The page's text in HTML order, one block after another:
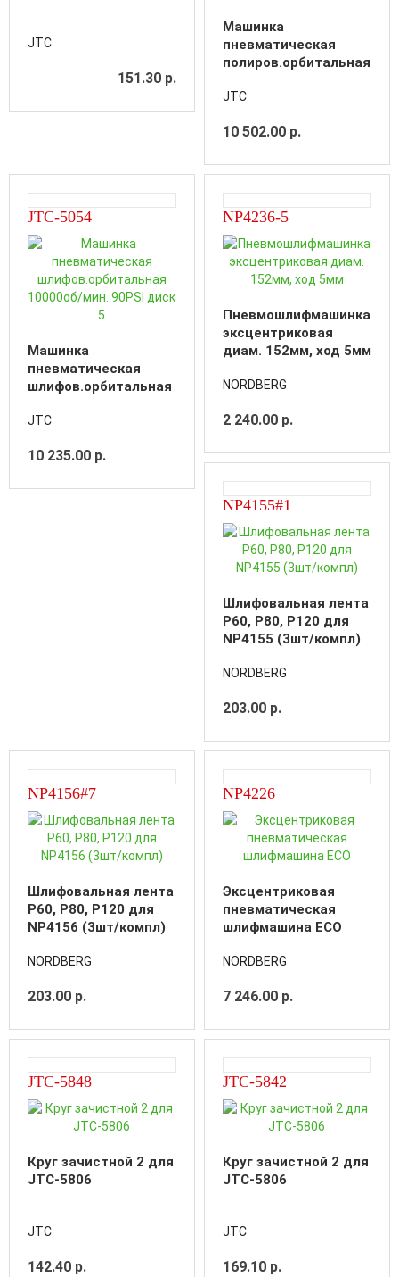
JTC
151.30 р.
Машинка
пневматическая
полиров.орбитальная
диск 5" (без
5мм
JTC
10 502.00 р.
JTC-5054
Машинка
пневматическая
шлифов.орбитальная
диск 5
JTC
10 235.00 р.
NP4236-5
Пневмошлифмашинка
эксцентриковая
диам. 152мм, ход 5мм
NORDBERG
2 240.00 р.
NP4155#1
Шлифовальная лента
P60, P80, P120 для
NP4155 (3шт/компл)
NORDBERG
203.00 р.
NP4156#7
Шлифовальная лента
P60, P80, P120 для
NP4156 (3шт/компл)
NORDBERG
203.00 р.
NP4226
Эксцентриковая
пневматическая
шлифмашина ECO
NORDBERG
7 246.00 р.
JTC-5848
Круг зачистной 2 для
JTC-5806
JTC
142.40 р.
JTC-5842
Круг зачистной 2 для
JTC-5806
JTC
169.10 р.